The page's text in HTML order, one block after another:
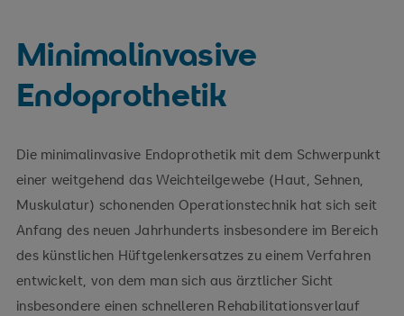
Minimalinvasive
Endoprothetik
Die minimalinvasive Endoprothetik mit dem Schwerpunkt
einer weitgehend das Weichteilgewebe (Haut, Sehnen,
Muskulatur) schonenden Operationstechnik hat sich seit
Anfang des neuen Jahrhunderts insbesondere im Bereich
des künstlichen Hüftgelenkersatzes zu einem Verfahren
entwickelt, von dem man sich aus ärztlicher Sicht
insbesondere einen schnelleren Rehabilitationsverlauf